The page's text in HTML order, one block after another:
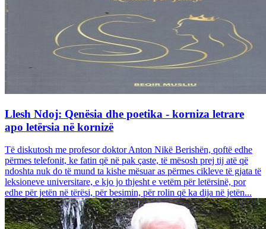
Llesh Ndoj: Qenësia dhe poetika - korniza letrare
apo letërsia në kornizë
Të diskutosh me profesor doktor Anton Nikë Berishën, qoftë edhe
përmes telefonit, ke fatin që në pak çaste, të mësosh prej tij atë që
ndoshta nuk do të mund ta kishe mësuar as përmes cikleve të gjata të
leksioneve universitare, e kjo jo thjesht e vetëm për letërsinë, por
edhe për jetën në tërësi, për besimin, për rolin që ka dija në jetën...